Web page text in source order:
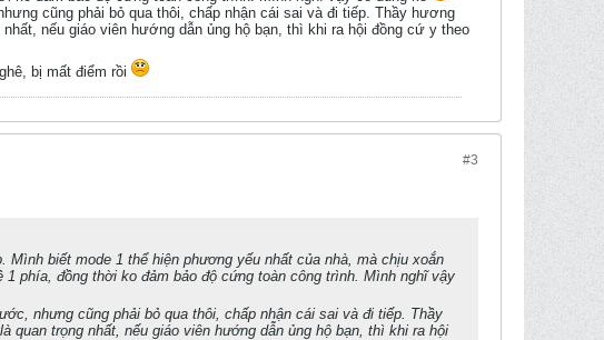
cũng phải bỏ qua thôi, chấp nhận cái sai và đi tiếp. Thầy hương
nếu giáo viên hướng dẫn ủng hộ bạn, thì khi ra hội đồng cứ y theo
bị mất điểm rồi
#3
biết mode 1 thể hiện phương yếu nhất của nhà, mà chịu xoắn
phía, đồng thời ko đảm bảo độ cứng toàn công trình. Mình nghĩ vậy
nhưng cũng phải bỏ qua thôi, chấp nhận cái sai và đi tiếp. Thầy
trọng nhất, nếu giáo viên hướng dẫn ủng hộ bạn, thì khi ra hội